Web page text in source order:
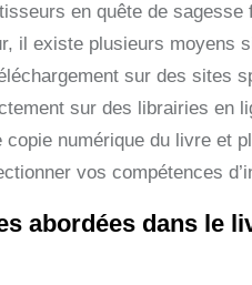
en quête de
il existe plusieurs moyens
sur des sites
sur des librairies en
numérique du livre et
vos compétences
abordées dans le